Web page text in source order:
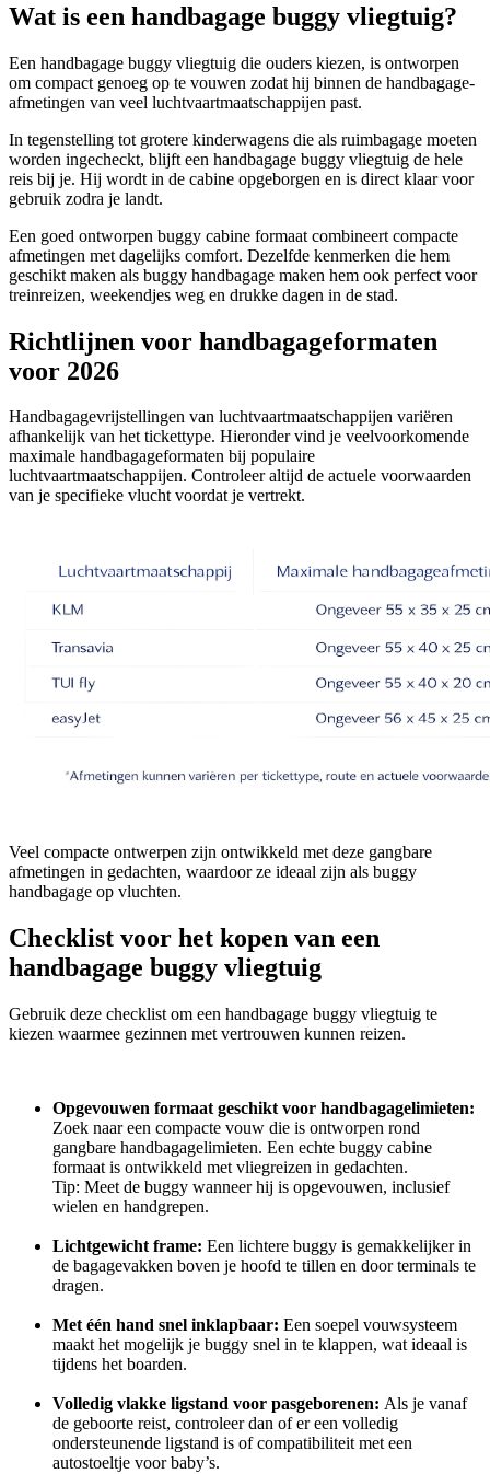
Wat is een handbagage buggy vliegtuig?
Een handbagage buggy vliegtuig die ouders kiezen, is ontworpen
om compact genoeg op te vouwen zodat hij binnen de handbagage-
afmetingen van veel luchtvaartmaatschappijen past.
In tegenstelling tot grotere kinderwagens die als ruimbagage moeten
worden ingecheckt, blijft een handbagage buggy vliegtuig de hele
reis bij je. Hij wordt in de cabine opgeborgen en is direct klaar voor
gebruik zodra je landt.
Een goed ontworpen buggy cabine formaat combineert compacte
afmetingen met dagelijks comfort. Dezelfde kenmerken die hem
geschikt maken als buggy handbagage maken hem ook perfect voor
treinreizen, weekendjes weg en drukke dagen in de stad.
Richtlijnen voor handbagageformaten
voor 2026
Handbagagevrijstellingen van luchtvaartmaatschappijen variëren
afhankelijk van het tickettype. Hieronder vind je veelvoorkomende
maximale handbagageformaten bij populaire
luchtvaartmaatschappijen. Controleer altijd de actuele voorwaarden
van je specifieke vlucht voordat je vertrekt.
Veel compacte ontwerpen zijn ontwikkeld met deze gangbare
afmetingen in gedachten, waardoor ze ideaal zijn als buggy
handbagage op vluchten.
Checklist voor het kopen van een
handbagage buggy vliegtuig
Gebruik deze checklist om een handbagage buggy vliegtuig te
kiezen waarmee gezinnen met vertrouwen kunnen reizen.
Opgevouwen formaat geschikt voor handbagagelimieten:
Zoek naar een compacte vouw die is ontworpen rond
gangbare handbagagelimieten. Een echte buggy cabine
formaat is ontwikkeld met vliegreizen in gedachten.
Tip: Meet de buggy wanneer hij is opgevouwen, inclusief
wielen en handgrepen.
Lichtgewicht frame: Een lichtere buggy is gemakkelijker in
de bagagevakken boven je hoofd te tillen en door terminals te
dragen.
Met één hand snel inklapbaar: Een soepel vouwsysteem
maakt het mogelijk je buggy snel in te klappen, wat ideaal is
tijdens het boarden.
Volledig vlakke ligstand voor pasgeborenen: Als je vanaf
de geboorte reist, controleer dan of er een volledig
ondersteunende ligstand is of compatibiliteit met een
autostoeltje voor baby’s.